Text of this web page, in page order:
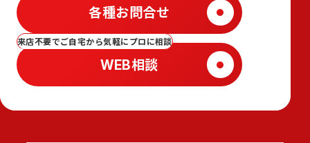
各種お問合せ
来店不要でご自宅から気軽にプロに相談
WEB相談